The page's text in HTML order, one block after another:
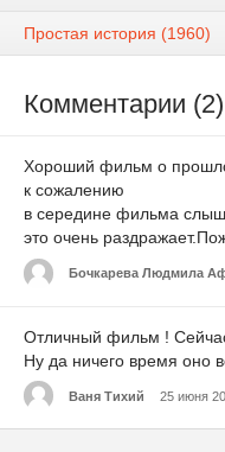
Простая история (1960)
Комментарии (2)
Хороший фильм о
к сожалению
в середине фильма
это очень
Бочкарева Людмила
Отличный фильм !
Ну да ничего время оно
Ваня Тихий 25 июня